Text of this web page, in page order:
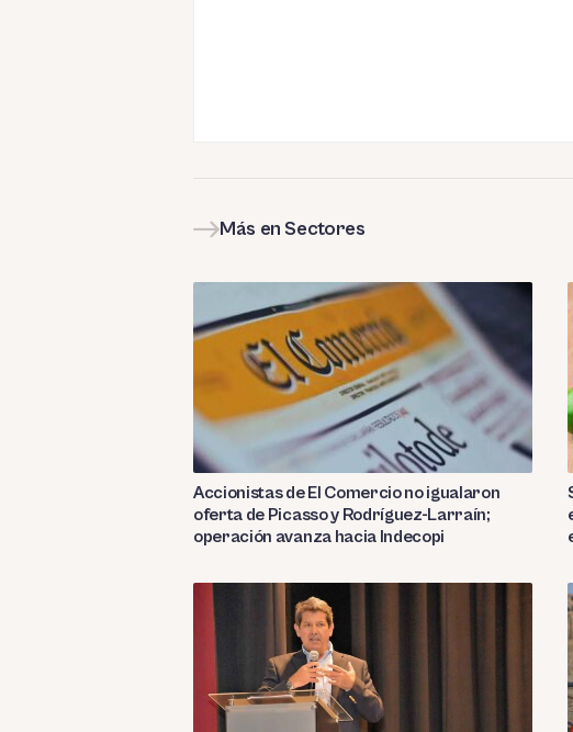
Más en Sectores
Accionistas de El Comercio no igualaron
oferta de Picasso y Rodríguez-Larraín;
operación avanza hacia Indecopi